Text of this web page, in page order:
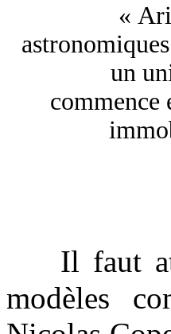
«
un
commence
Il faut
modèles